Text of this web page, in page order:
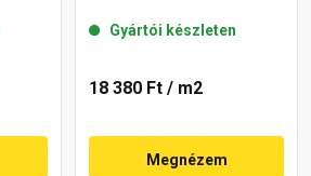
Gyártói készleten
18 380 Ft / m2
Megnézem